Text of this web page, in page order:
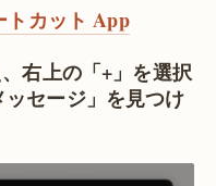
トカット App
右上の「+」を選択
セージ」を見つけ